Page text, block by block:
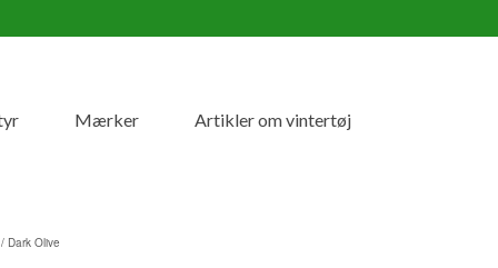
Mærker Artikler om vintertøj
Dark Olive